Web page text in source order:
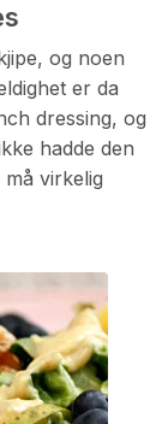
og noen
er da
dressing, og
hadde den
virkelig